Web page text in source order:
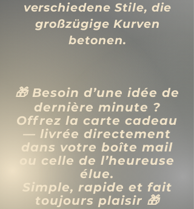
verschiedene Stile, die
großzügige Kurven
betonen.
🎁 Besoin d’une idée de
dernière minute ?
Offrez la carte cadeau
— livrée directement
dans votre boîte mail
ou celle de l’heureuse
élue.
Simple, rapide et fait
toujours plaisir 🎁